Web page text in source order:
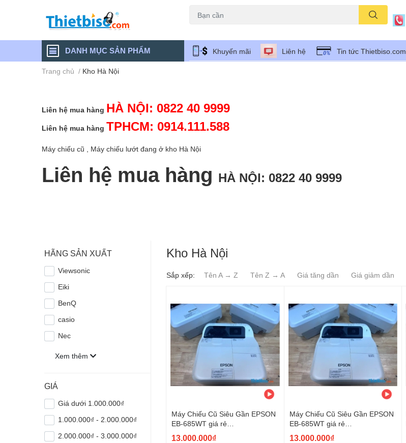
DANH MỤC SẢN PHẨM Khuyến mãi Liên hệ Tin tức Thietbiso.com
Trang chủ / Kho Hà Nội
Liên hệ mua hàng HÀ NỘI: 0822 40 9999
Liên hệ mua hàng TPHCM: 0914.111.588
Máy chiếu cũ , Máy chiếu lướt đang ở kho Hà Nội
Liên hệ mua hàng HÀ NỘI: 0822 40 9999
HÃNG SẢN XUẤT
Viewsonic
Eiki
BenQ
casio
Nec
Xem thêm
GIÁ
Giá dưới 1.000.000₫
1.000.000₫ - 2.000.000₫
2.000.000₫ - 3.000.000₫
Kho Hà Nội
Sắp xếp: Tên A → Z Tên Z → A Giá tăng dần Giá giảm dần
Máy Chiếu Cũ Siêu Gần EPSON
EB-685WT giá rẻ
(X28X8600679)
13.000.000₫
Máy Chiếu Cũ Siêu Gần EPSON
EB-685WT giá rẻ
(X28X8600761)
13.000.000₫